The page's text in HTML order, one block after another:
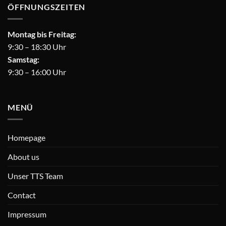
ÖFFNUNGSZEITEN
Montag bis Freitag:
9:30 – 18:30 Uhr
Samstag:
9:30 – 16:00 Uhr
MENÜ
Homepage
About us
Unser TTS Team
Contact
Impressum